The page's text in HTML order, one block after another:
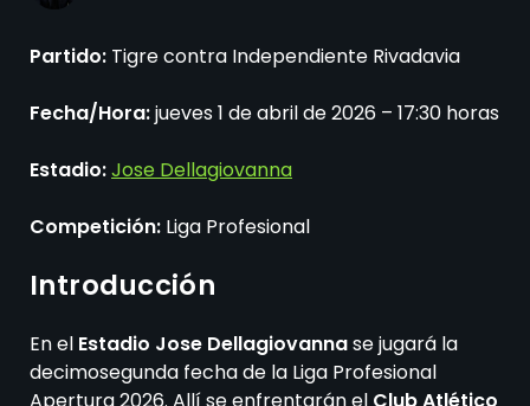
Partido: Tigre contra Independiente Rivadavia
Fecha/Hora:jueves 1 de abril de 2026 – 17:30 horas
Estadio:Jose Dellagiovanna
Competición: Liga Profesional
Introducción
En el Estadio Jose Dellagiovannase jugará la
decimosegunda fecha de la Liga Profesional